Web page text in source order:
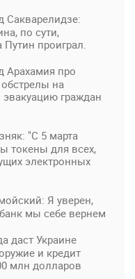
Сакварелидзе:
по сути,
Путин проиграл.
Арахамия про
на
граждан
"С 5 марта
токены для всех,
электронных
Я уверен,
мы себе вернем
даст Украине
и кредит
млн долларов